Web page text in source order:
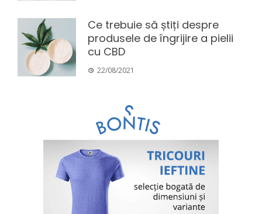
Ce trebuie să știți despre
produsele de îngrijire a pielii
cu CBD
22/08/2021